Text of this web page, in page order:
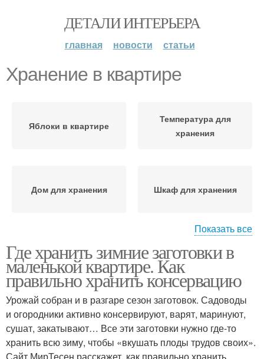
ДЕТАЛИ ИНТЕРЬЕРА
главная новости статьи
Хранение в квартире
Яблоки в квартире
Температура для
хранения
Дом для хранения Шкаф для хранения
однокомнатной
квартире
квартире
Пространства в
однокомнатной
квартире
Хранения в
однокомнатной
квартире
Показать все
Где хранить зимние заготовки в
маленькой квартире. Как
правильно хранить консервацию
Урожай собран и в разгаре сезон заготовок. Садоводы
и огородники активно консервируют, варят, маринуют,
сушат, закатывают… Все эти заготовки нужно где-то
хранить всю зиму, чтобы «вкушать плоды трудов своих».